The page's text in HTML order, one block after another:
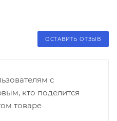
ОСТАВИТЬ ОТЗЫВ
с
кто поделится
товаре